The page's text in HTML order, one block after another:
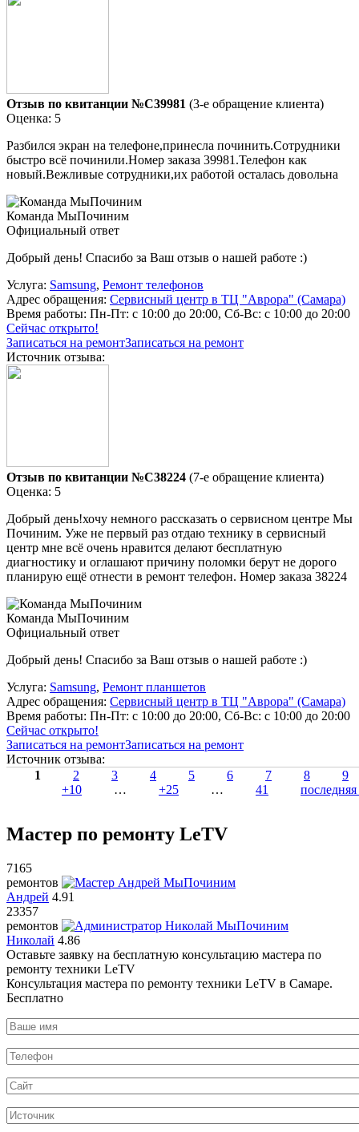
Отзыв по квитанции №C39981 (3-е обращение клиента)
Оценка: 5
Разбился экран на телефоне,принесла починить.Сотрудники
быстро всё починили.Номер заказа 39981.Телефон как
новый.Вежливые сотрудники,их работой осталась довольна
Команда МыПочиним
Официальный ответ
Добрый день! Спасибо за Ваш отзыв о нашей работе :)
Услуга: Samsung, Ремонт телефонов
Адрес обращения: Сервисный центр в ТЦ "Аврора" (Самара)
Время работы: Пн-Пт: с 10:00 до 20:00, Сб-Вс: с 10:00 до 20:00
Сейчас открыто!
Записаться на ремонтЗаписаться на ремонт
Источник отзыва:
Отзыв по квитанции №C38224 (7-е обращение клиента)
Оценка: 5
Добрый день!хочу немного рассказать о сервисном центре Мы
Починим. Уже не первый раз отдаю технику в сервисный
центр мне всё очень нравится делают бесплатную
диагностику и оглашают причину поломки берут не дорого
планирую ещё отнести в ремонт телефон. Номер заказа 38224
Команда МыПочиним
Официальный ответ
Добрый день! Спасибо за Ваш отзыв о нашей работе :)
Услуга: Samsung, Ремонт планшетов
Адрес обращения: Сервисный центр в ТЦ "Аврора" (Самара)
Время работы: Пн-Пт: с 10:00 до 20:00, Сб-Вс: с 10:00 до 20:00
Сейчас открыто!
Записаться на ремонтЗаписаться на ремонт
Источник отзыва:
1
2 3 4 5 6 7 8
9
+10
… +25 … 41 последняя
Мастер по ремонту LeTV
7165
ремонтов
Андрей 4.91
23357
ремонтов
Николай 4.86
Оставьте заявку на бесплатную консультацию мастера по
ремонту техники LeTV
Консультация мастера по ремонту техники LeTV в Самаре.
Бесплатно